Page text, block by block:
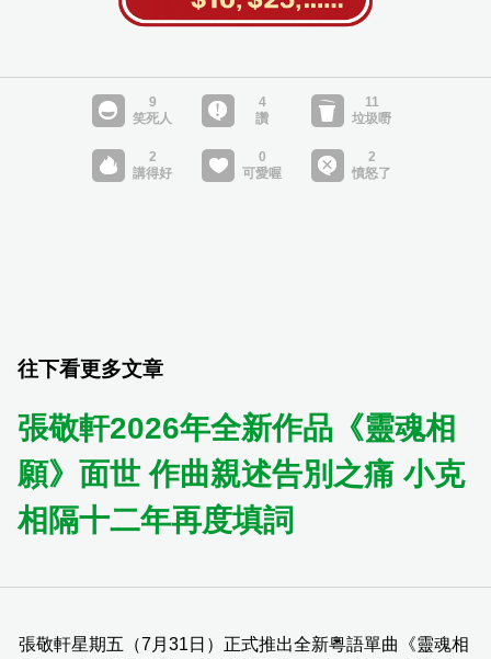
往下看更多文章
張敬軒2026年全新作品《靈魂相
願》面世 作曲親述告別之痛 小克
相隔十二年再度填詞
張敬軒星期五（7月31日）正式推出全新粵語單曲《靈魂相